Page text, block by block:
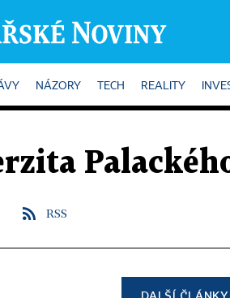
NÁZORY TECH REALITY
RSS
DALŠÍ ČLÁNKY